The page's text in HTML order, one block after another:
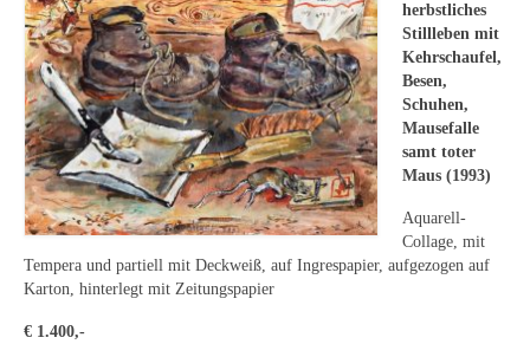
Ludwig Martin Wilberg
Weitere Künstler nach 1945
Kunst 1900-1945
Walter Becker
Ernst Geitlinger
Erich Hartmann
herbstliches
Stillleben mit
Kehrschaufel,
Besen,
Schuhen,
Mausefalle
samt toter
Maus (1993)
Aquarell-
Collage, mit
Tempera und partiell mit Deckweiß, auf Ingrespapier, aufgezogen auf
Karton, hinterlegt mit Zeitungspapier
€ 1.400,-